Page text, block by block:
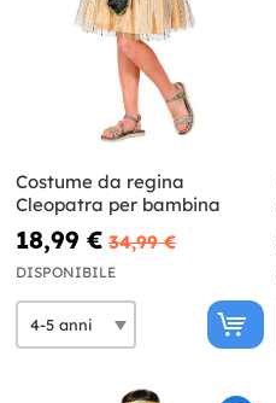
Costume da regina
Cleopatra per bambina
18,99 € 34,99 €
DISPONIBILE